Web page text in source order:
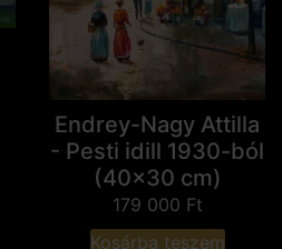
Endrey-Nagy Attilla
- Pesti idill 1930-ból
(40x30 cm)
179 000 Ft
Kosárba teszem